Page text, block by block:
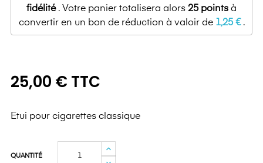
fidélité. Votre panier totalisera alors 25points à
convertir en un bon de réduction à valoir de 1,25 €.
25,00 € TTC
Etui pour cigarettes classique
QUANTITÉ